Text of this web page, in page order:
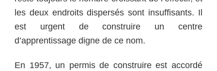
les deux endroits dispersés sont insuffisants. Il
est urgent de construire un centre
d’apprentissage digne de ce nom.
En 1957, un permis de construire est accordé